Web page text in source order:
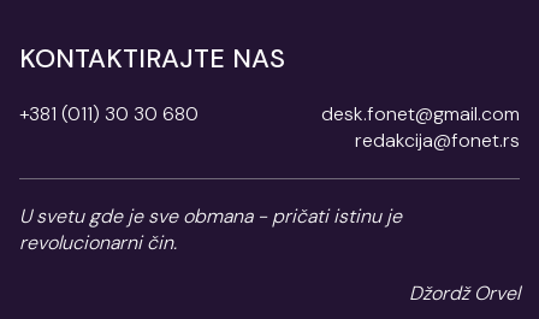
KONTAKTIRAJTE NAS
+381 (011) 30 30 680
desk.fonet@gmail.com
redakcija@fonet.rs
U svetu gde je sve obmana - pričati istinu je
revolucionarni čin.
Džordž Orvel